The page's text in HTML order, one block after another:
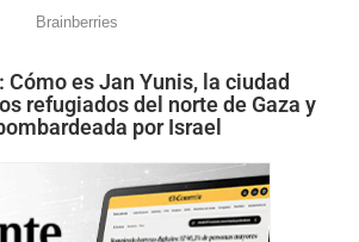
Cómo es Jan Yunis, la ciudad
refugiados del norte de Gaza y
por Israel